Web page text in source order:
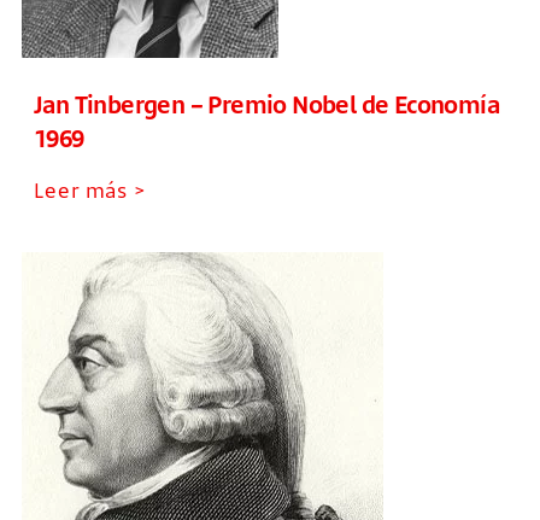
Jan Tinbergen – Premio Nobel de Economía
1969
Leer más >